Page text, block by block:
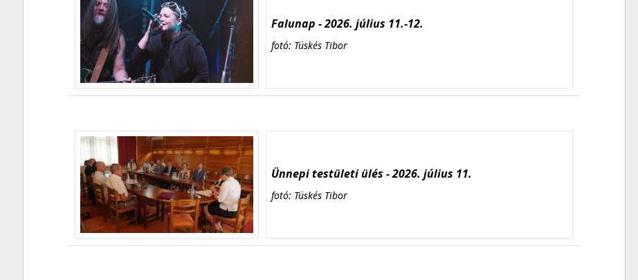
Falunap - 2026. július 11.-12.
fotó: Tüskés Tibor
Ünnepi testületi ülés - 2026. július 11.
fotó: Tüskés Tibor